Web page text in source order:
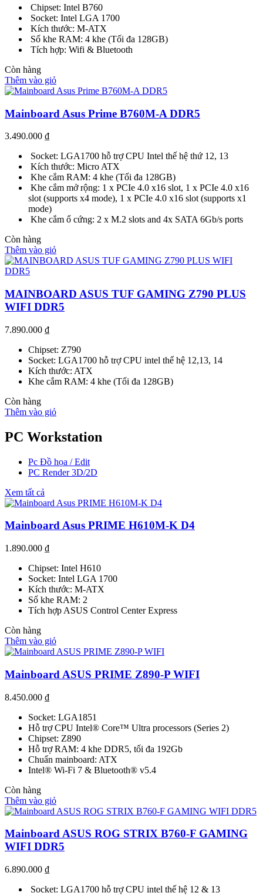
Chipset: Intel B760
Socket: Intel LGA 1700
Kích thước: M-ATX
Số khe RAM: 4 khe (Tối đa 128GB)
Tích hợp: Wifi & Bluetooth
Còn hàng
Thêm vào giỏ
Mainboard Asus Prime B760M-A DDR5
3.490.000 ₫
Socket: LGA1700 hỗ trợ CPU Intel thế hệ thứ 12, 13
Kích thước: Micro ATX
Khe cắm RAM: 4 khe (Tối đa 128GB)
Khe cắm mở rộng: 1 x PCIe 4.0 x16 slot, 1 x PCIe 4.0 x16
slot (supports x4 mode), 1 x PCIe 4.0 x16 slot (supports x1
mode)
Khe cắm ổ cứng: 2 x M.2 slots and 4x SATA 6Gb/s ports
Còn hàng
Thêm vào giỏ
MAINBOARD ASUS TUF GAMING Z790 PLUS
WIFI DDR5
7.890.000 ₫
Chipset: Z790
Socket: LGA1700 hỗ trợ CPU intel thế hệ 12,13, 14
Kích thước: ATX
Khe cắm RAM: 4 khe (Tối đa 128GB)
Còn hàng
Thêm vào giỏ
PC Workstation
Pc Đồ họa / Edit
PC Render 3D/2D
Xem tất cả
Mainboard Asus PRIME H610M-K D4
1.890.000 ₫
Chipset: Intel H610
Socket: Intel LGA 1700
Kích thước: M-ATX
Số khe RAM: 2
Tích hợp ASUS Control Center Express
Còn hàng
Thêm vào giỏ
Mainboard ASUS PRIME Z890-P WIFI
8.450.000 ₫
Socket: LGA1851
Hỗ trợ CPU Intel® Core™ Ultra processors (Series 2)
Chipset: Z890
Hỗ trợ RAM: 4 khe DDR5, tối đa 192Gb
Chuẩn mainboard: ATX
Intel® Wi-Fi 7 & Bluetooth® v5.4
Còn hàng
Thêm vào giỏ
Mainboard ASUS ROG STRIX B760-F GAMING
WIFI DDR5
6.890.000 ₫
Socket: LGA1700 hỗ trợ CPU intel thế hệ 12 & 13